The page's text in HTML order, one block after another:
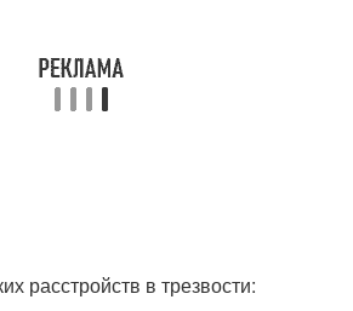
расстройств в трезвости: